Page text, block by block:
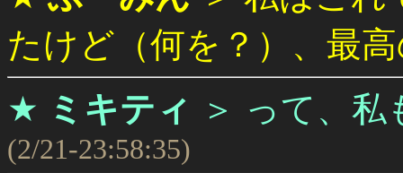
たけど（何を？）、最
★ ミキティ ＞ って、私
(2/21-23:58:35)